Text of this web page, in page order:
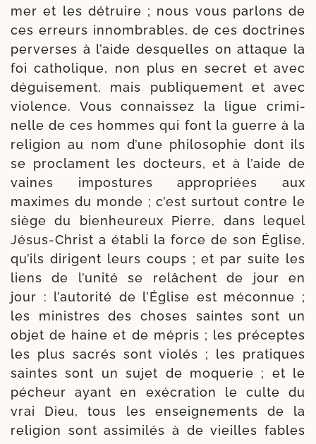
mer et les détruire ; nous vous par­lons de
ces erreurs innom­brables, de ces doc­trines
per­verses à l’aide des­quelles on attaque la
foi catho­lique, non plus en secret et avec
dégui­se­ment, mais publi­que­ment et avec
vio­lence. Vous connais­sez la ligue cri­mi­
nelle de ces hommes qui font la guerre à la
reli­gion au nom d’une phi­lo­so­phie dont ils
se pro­clament les doc­teurs, et à l’aide de
vaines impos­tures appro­priées aux
maximes du monde ; c’est sur­tout contre le
siège du bien­heu­reux Pierre, dans lequel
Jésus-​Christ a éta­bli la force de son Église,
qu’ils dirigent leurs coups ; et par suite les
liens de l’u­ni­té se relâchent de jour en
jour : l’au­to­ri­té de l’Église est mécon­nue ;
les ministres des choses saintes sont un
objet de haine et de mépris ; les pré­ceptes
les plus sacrés sont vio­lés ; les pra­tiques
saintes sont un sujet de moque­rie ; et le
pécheur ayant en exé­cra­tion le culte du
vrai Dieu, tous les ensei­gne­ments de la
reli­gion sont assi­mi­lés à de vieilles fables